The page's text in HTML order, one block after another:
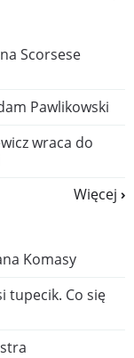
Scorsese
Pawlikowski
wraca do
Więcej
Komasy
tupecik. Co się